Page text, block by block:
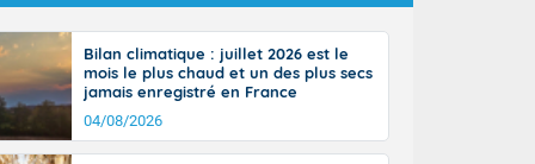
Alpes à
terres et 20
Bilan climatique : juillet 2026 est le
mois le plus chaud et un des plus secs
jamais enregistré en France
04/08/2026